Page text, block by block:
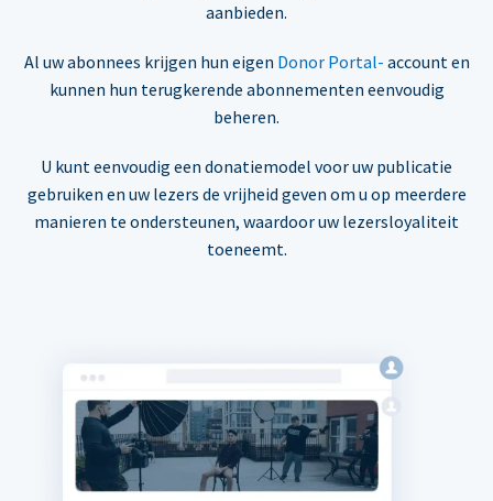
aanbieden.
Al uw abonnees krijgen hun eigen Donor Portal- account en
kunnen hun terugkerende abonnementen eenvoudig
beheren.
U kunt eenvoudig een donatiemodel voor uw publicatie
gebruiken en uw lezers de vrijheid geven om u op meerdere
manieren te ondersteunen, waardoor uw lezersloyaliteit
toeneemt.